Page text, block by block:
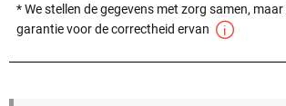
* We stellen de gegevens met zorg samen, maar
garantie voor de correctheid ervan